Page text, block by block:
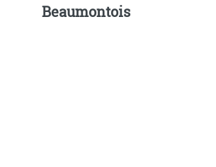
Beaumontois